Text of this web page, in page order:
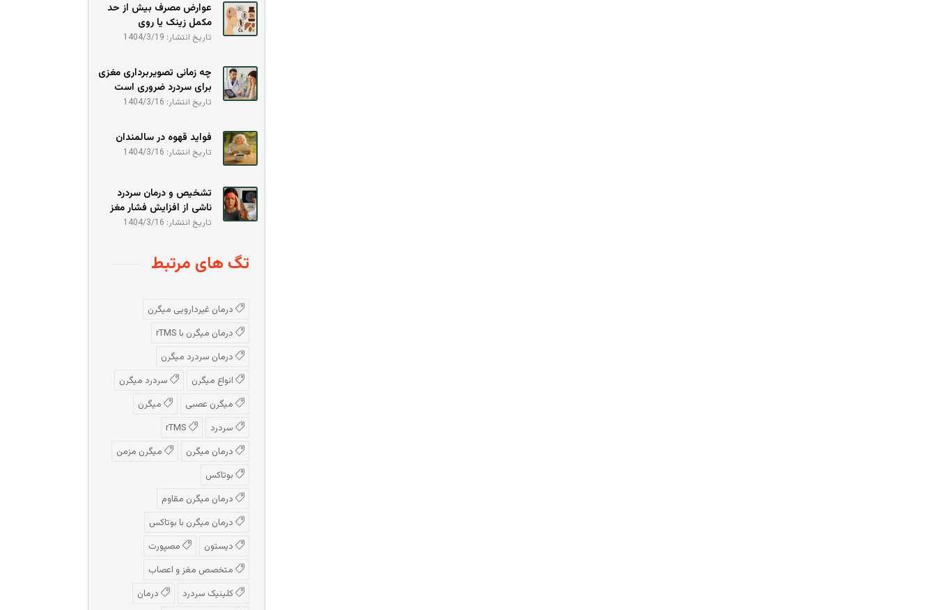
عوارض مصرف بیش از حد
مکمل زینک یا روی
تاریخ انتشار: 1404/3/19
چه زمانی تصویربرداری مغزی
برای سردرد ضروری است
تاریخ انتشار: 1404/3/16
فواید قهوه در سالمندان
تاریخ انتشار: 1404/3/16
تشخیص و درمان سردرد
ناشی از افزایش فشار مغز
تاریخ انتشار: 1404/3/16
تگ های مرتبط
درمان غیردارویی میگرن
درمان میگرن با rTMS
درمان سردرد میگرن
انواع میگرن
سردرد میگرن
میگرن عصبی
میگرن
سردرد
درمان میگرن
میگرن مزمن
بوتاکس
درمان میگرن مقاوم
درمان میگرن با بوتاکس
دیستون
مصپورت
متخصص مغز و اعصاب
کلینیک سردرد
درمان